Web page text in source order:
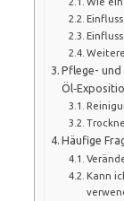
Pflege-
Häufige
Kann